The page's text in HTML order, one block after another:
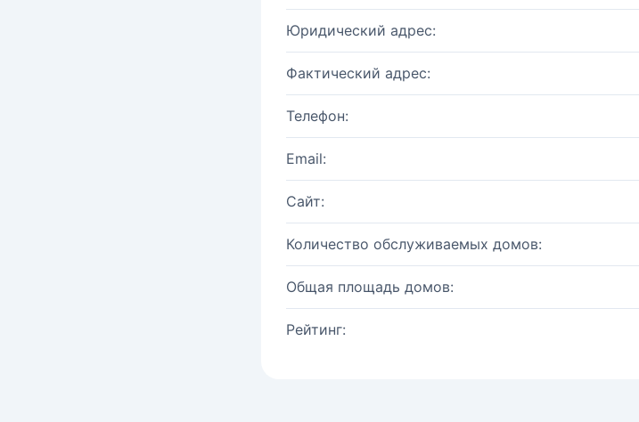
Юридический адрес:
Фактический адрес:
Телефон:
Email:
Сайт:
Количество обслуживаемых домов:
Общая площадь домов:
Рейтинг: